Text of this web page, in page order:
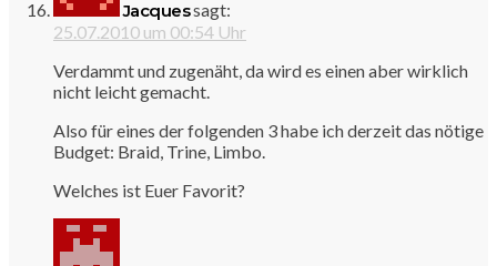
Jacquessagt:
25.07.2010 um 00:54 Uhr
Verdammt und zugenäht, da wird es einen aber wirklich
nicht leicht gemacht.
Also für eines der folgenden 3 habe ich derzeit das nötige
Budget: Braid, Trine, Limbo.
Welches ist Euer Favorit?